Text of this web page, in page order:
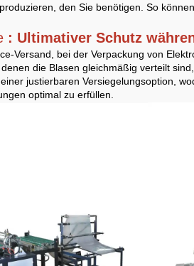
den Sie benötigen. So
: Ultimativer Schutz
Versand, bei der Verpackung von
die Blasen gleichmäßig verteilt
justierbaren Versiegelungsoption,
optimal zu erfüllen.